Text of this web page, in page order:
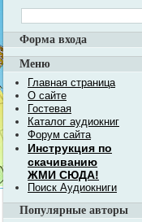
Форма входа
Меню
Главная страница
О сайте
Гостевая
Каталог аудиокниг
Форум сайта
Инструкция по
скачиванию
ЖМИ СЮДА!
Поиск Аудиокниги
Популярные авторы